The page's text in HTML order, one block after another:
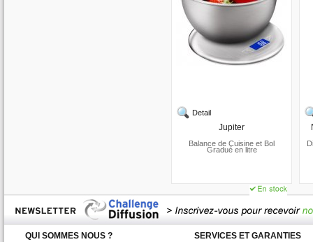
Detail
Jupiter
Balance de Cuisine et Bol
Gradué en litre
QUI SOMMES NOUS ?
SERVICES ET GARANTIES